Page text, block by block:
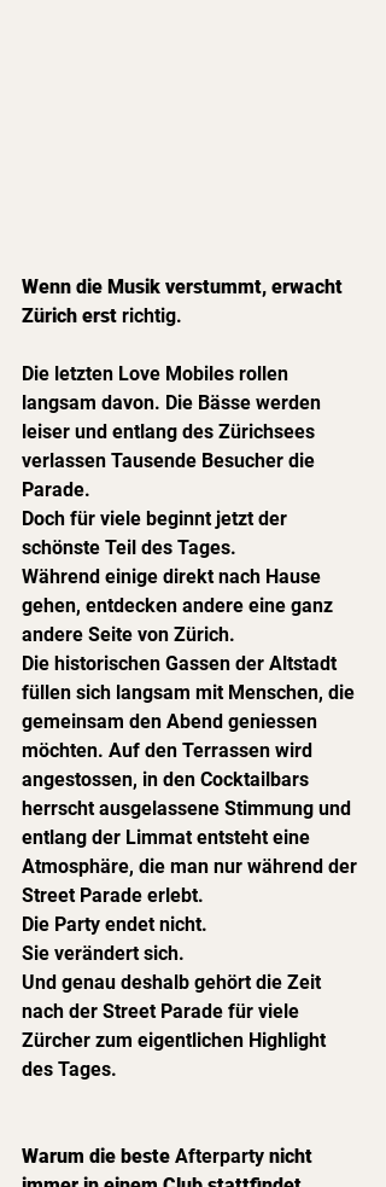
Wenn die Musik verstummt, erwacht
Zürich erst richtig.
Die letzten Love Mobiles rollen
langsam davon. Die Bässe werden
leiser und entlang des Zürichsees
verlassen Tausende Besucher die
Parade.
Doch für viele beginnt jetzt der
schönste Teil des Tages.
Während einige direkt nach Hause
gehen, entdecken andere eine ganz
andere Seite von Zürich.
Die historischen Gassen der Altstadt
füllen sich langsam mit Menschen, die
gemeinsam den Abend geniessen
möchten. Auf den Terrassen wird
angestossen, in den Cocktailbars
herrscht ausgelassene Stimmung und
entlang der Limmat entsteht eine
Atmosphäre, die man nur während der
Street Parade erlebt.
Die Party endet nicht.
Sie verändert sich.
Und genau deshalb gehört die Zeit
nach der Street Parade für viele
Zürcher zum eigentlichen Highlight
des Tages.
Warum die beste Afterparty nicht